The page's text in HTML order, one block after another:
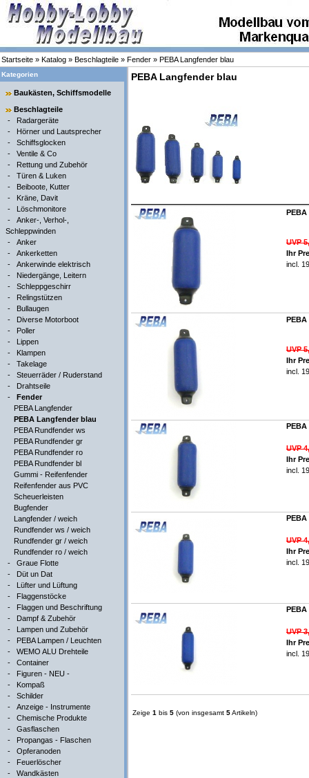
Startseite » Katalog » Beschlagteile » Fender » PEBA Langfender blau
Kategorien
Baukästen, Schiffsmodelle
Beschlagteile
- Radargeräte
- Hörner und Lautsprecher
- Schiffsglocken
- Ventile & Co
- Rettung und Zubehör
- Türen & Luken
- Beiboote, Kutter
- Kräne, Davit
- Löschmonitore
- Anker-, Verhol-,
Schleppwinden
- Anker
- Ankerketten
- Ankerwinde elektrisch
- Niedergänge, Leitern
- Schleppgeschirr
- Relingstützen
- Bullaugen
- Diverse Motorboot
- Poller
- Lippen
- Klampen
- Takelage
- Steuerräder / Ruderstand
- Drahtseile
- Fender
PEBA Langfender
PEBA Langfender blau
PEBA Rundfender ws
PEBA Rundfender gr
PEBA Rundfender ro
PEBA Rundfender bl
Gummi - Reifenfender
Reifenfender aus PVC
Scheuerleisten
Bugfender
Langfender / weich
Rundfender ws / weich
Rundfender gr / weich
Rundfender ro / weich
- Graue Flotte
- Düt un Dat
- Lüfter und Lüftung
- Flaggenstöcke
- Flaggen und Beschriftung
- Dampf & Zubehör
- Lampen und Zubehör
- PEBA Lampen / Leuchten
- WEMO ALU Drehteile
- Container
- Figuren - NEU -
- Kompaß
- Schilder
- Anzeige - Instrumente
- Chemische Produkte
- Gasflaschen
- Propangas - Flaschen
- Opferanoden
- Feuerlöscher
- Wandkästen
PEBA Langfender blau
PEBA
UVP
Ihr
incl.
PEBA
UVP
Ihr
incl.
PEBA
UVP
Ihr
incl.
PEBA
UVP
Ihr
incl.
PEBA
UVP
Ihr
incl.
Zeige 1 bis 5 (von insgesamt 5Artikeln)